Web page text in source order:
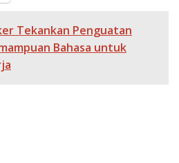
Tekankan Penguatan
Bahasa untuk